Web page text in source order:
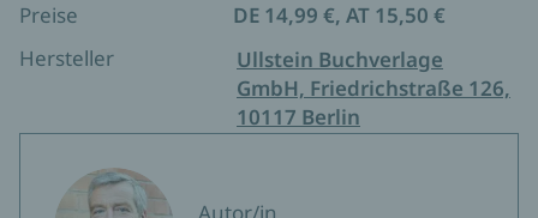
Preise
DE 14,99 €, AT 15,50 €
Hersteller
Ullstein Buchverlage
GmbH, Friedrichstraße 126,
10117 Berlin